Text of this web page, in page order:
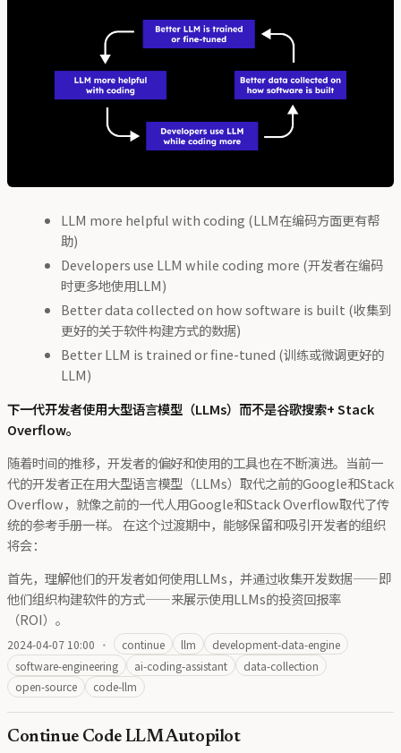
LLM more helpful with coding (LLM在编码方面更有帮
助)
Developers use LLM while coding more (开发者在编码
时更多地使用LLM)
Better data collected on how software is built (收集到
更好的关于软件构建方式的数据)
Better LLM is trained or fine-tuned (训练或微调更好的
LLM)
下一代开发者使用大型语言模型（LLMs）而不是谷歌搜索+ Stack
Overflow。
随着时间的推移，开发者的偏好和使用的工具也在不断演进。当前一
代的开发者正在用大型语言模型（LLMs）取代之前的Google和Stack
Overflow，就像之前的一代人用Google和Stack Overflow取代了传
统的参考手册一样。 在这个过渡期中，能够保留和吸引开发者的组织
将会：
首先，理解他们的开发者如何使用LLMs，并通过收集开发数据——即
他们组织构建软件的方式——来展示使用LLMs的投资回报率
（ROI）。
2024-04-07 10:00 · continue llm
development-data-engine
software-engineering
ai-coding-assistant
data-collection
open-source
code-llm
Continue Code LLM Autopilot